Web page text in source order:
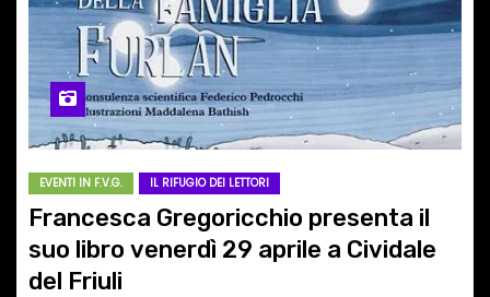
EVENTI IN F.V.G. IL RIFUGIO DEI LETTORI
Francesca Gregoricchio presenta il
suo libro venerdì 29 aprile a Cividale
del Friuli